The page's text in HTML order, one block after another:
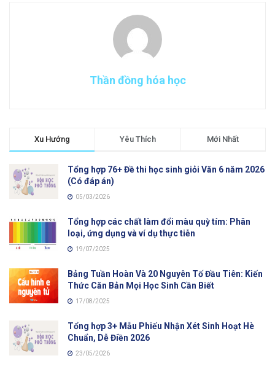
Thần đồng hóa học
Xu Hướng Yêu Thích Mới Nhất
Tổng hợp 76+ Đề thi học sinh giỏi Văn 6 năm 2026
(Có đáp án)
05/03/2026
Tổng hợp các chất làm đổi màu quỳ tím: Phân
loại, ứng dụng và ví dụ thực tiễn
19/07/2025
Bảng Tuần Hoàn Và 20 Nguyên Tố Đầu Tiên: Kiến
Thức Căn Bản Mọi Học Sinh Cần Biết
17/08/2025
Tổng hợp 3+ Mẫu Phiếu Nhận Xét Sinh Hoạt Hè
Chuẩn, Dễ Điền 2026
23/05/2026